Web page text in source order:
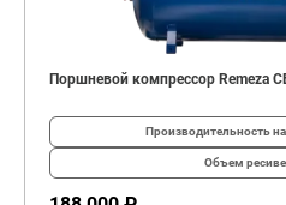
Поршневой компрессор Remeza
Производительность
Объем